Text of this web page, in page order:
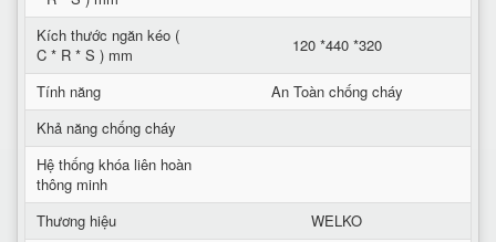
Kích thước ngăn kéo (
C * R * S ) mm
120 *440 *320
Tính năng
An Toàn chống cháy
Khả năng chống cháy
Hệ thống khóa liên hoàn
thông minh
Thương hiệu
WELKO